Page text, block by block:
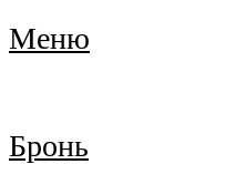
Меню
Бронь